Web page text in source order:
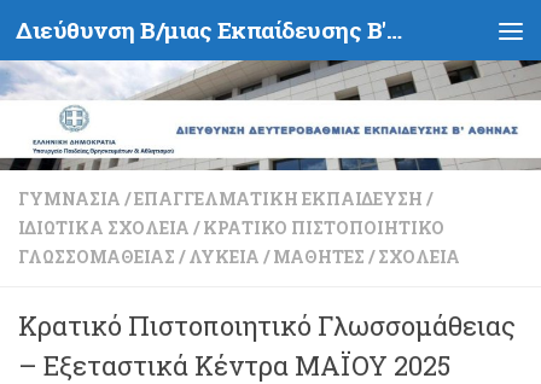
Skip to content Διεύθυνση Β/μιας Εκπαίδευσης Β' Αθήνας - Υπουργείο Παιδείας, Θρησκευμάτων και Αθλητισμού- Ελληνική Δημοκρατία
ΓΥΜΝΆΣΙΑ /ΕΠΑΓΓΕΛΜΑΤΙΚΉ ΕΚΠΑΊΔΕΥΣΗ /
ΙΔΙΩΤΙΚΆ ΣΧΟΛΕΊΑ / ΚΡΑΤΙΚΌ ΠΙΣΤΟΠΟΙΗΤΙΚΌ
ΓΛΩΣΣΟΜΆΘΕΙΑΣ / ΛΎΚΕΙΑ / ΜΑΘΗΤΈΣ / ΣΧΟΛΕΊΑ
Κρατικό Πιστοποιητικό Γλωσσομάθειας
– Εξεταστικά Κέντρα ΜΑΪΟΥ 2025